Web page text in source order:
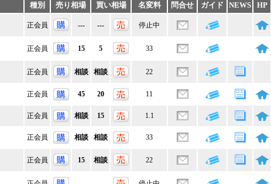
種別 売り相場 買い相場 名変料 問合せ ガイド NEWS HP
正会員 --- --- 停止中
正会員 15 5 33
正会員 相談 相談 22
正会員 45 20 11
正会員 相談 15 1.1
正会員 相談 相談 33
正会員 15 相談 22